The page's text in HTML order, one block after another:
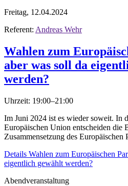
Freitag, 12.04.2024
Referent: Andreas Wehr
Wahlen zum
aber was soll da
werden?
Uhrzeit: 19:00–21:00
Im Juni 2024 ist es wieder soweit. In
Europäischen Union entscheiden die
Zusammensetzung des Europäischen
Details Wahlen zum Europäischen
eigentlich gewählt werden?
Abendveranstaltung